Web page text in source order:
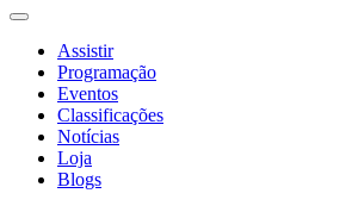
Assistir
Programação
Eventos
Classificações
Notícias
Loja
Blogs